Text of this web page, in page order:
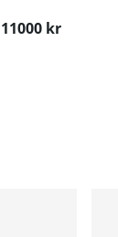
11000 kr